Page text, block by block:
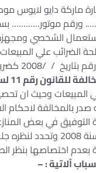
ماركة دايو
الشخصي
علي
بموجب
للقانون رقم 11 لسنة 1991
المبيعات وحيث ان
صدر بالمخالفة
التوفيق في بعض
بعدم اختصاصها بنظر
آلاتية : –